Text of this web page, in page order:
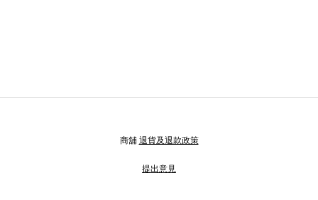
商舖 退貨及退款政策
提出意見